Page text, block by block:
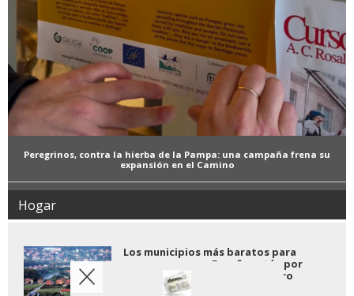
Peregrinos, contra la hierba de la Pampa: una campaña frena su
expansión en el Camino
Hogar
Los municipios más baratos para
comprar casa en España están por
debajo de los 400 euros el metro
cuadrado